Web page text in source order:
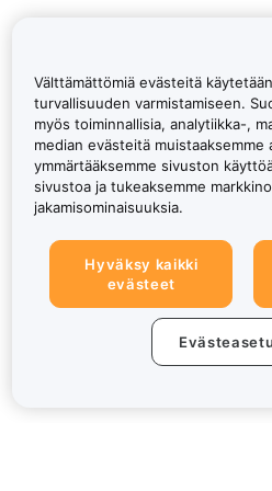
Välttämättömiä evästeitä
turvallisuuden varmistamiseen.
myös toiminnallisia, analytiikka-,
median evästeitä muistaaksemme
ymmärtääksemme sivuston
sivustoa ja tukeaksemme
jakamisominaisuuksia.
Hyväksy kaikki
evästeet